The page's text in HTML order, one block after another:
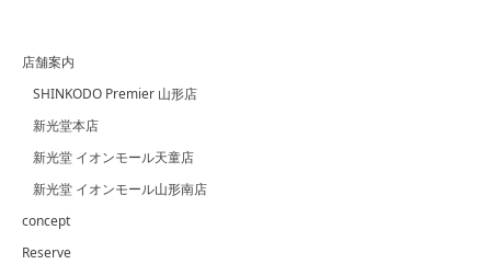
店舗案内
SHINKODO Premier 山形店
新光堂本店
新光堂 イオンモール天童店
新光堂 イオンモール山形南店
concept
Reserve